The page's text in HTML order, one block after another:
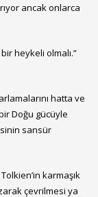
ancak onlarca
heykeli olmalı.”
hatta ve
Doğu gücüyle
sansür
karmaşık
çevrilmesi ya